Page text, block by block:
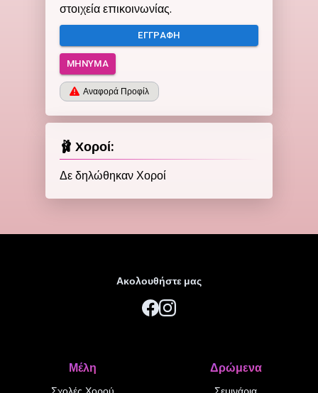
στοιχεία επικοινωνίας.
ΕΓΓΡΑΦΉ
ΜΉΝΥΜΑ
Αναφορά Προφίλ
🩰 Χοροί:
Δε δηλώθηκαν Χοροί
Ακολουθήστε μας
Μέλη Δρώμενα